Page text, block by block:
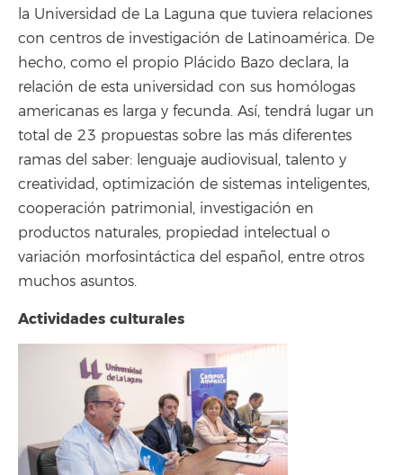
la Universidad de La Laguna que tuviera relaciones
con centros de investigación de Latinoamérica. De
hecho, como el propio Plácido Bazo declara, la
relación de esta universidad con sus homólogas
americanas es larga y fecunda. Así, tendrá lugar un
total de 23 propuestas sobre las más diferentes
ramas del saber: lenguaje audiovisual, talento y
creatividad, optimización de sistemas inteligentes,
cooperación patrimonial, investigación en
productos naturales, propiedad intelectual o
variación morfosintáctica del español, entre otros
muchos asuntos.
Actividades culturales